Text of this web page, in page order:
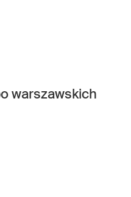
warszawskich